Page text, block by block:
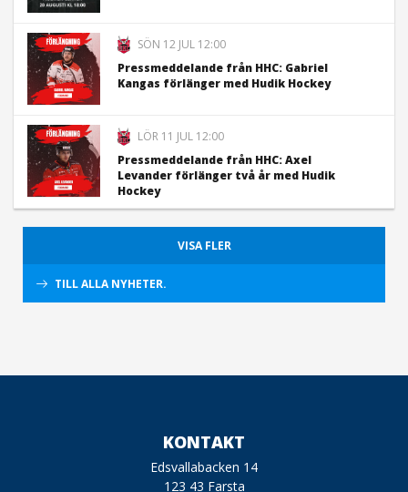
SÖN 12 JUL 12:00
Pressmeddelande från HHC: Gabriel
Kangas förlänger med Hudik Hockey
LÖR 11 JUL 12:00
Pressmeddelande från HHC: Axel
Levander förlänger två år med Hudik
Hockey
VISA FLER
TILL ALLA NYHETER.
KONTAKT
Edsvallabacken 14
123 43 Farsta